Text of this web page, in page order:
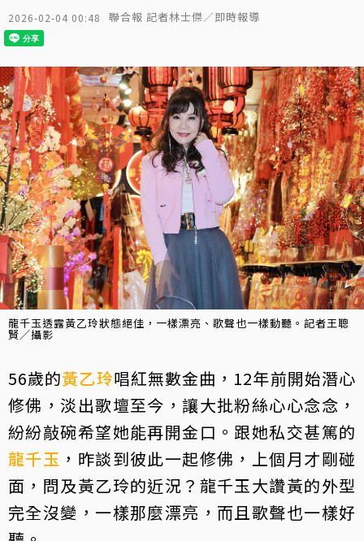
2026-02-04 00:48 聯合報 記者林士傑／即時報導
龍千玉透露黃乙玲狀態絕佳，一樣漂亮、歌聲也一樣動聽。記者王聰
賢／攝影
56歲的黃乙玲唱紅無數金曲，12年前開始潛心
修佛，淡出歌壇至今，讓大批粉絲心心念念，
紛紛敲碗希望她能再開金口。跟她私交甚篤的
龍千玉 ，昨談到彼此一起修佛，上個月才剛碰
面，問及黃乙玲的近況？龍千玉大讚黃的外型
完全沒變，一樣那麼漂亮，而且歌聲也一樣好